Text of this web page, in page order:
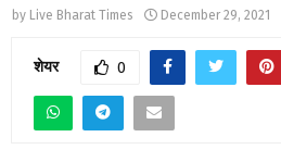
by Live Bharat Times December 29, 2021
शेयर 0